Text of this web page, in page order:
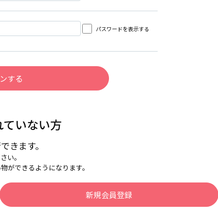
パスワードを表示する
いない方
きます。
い。
ができるようになります。